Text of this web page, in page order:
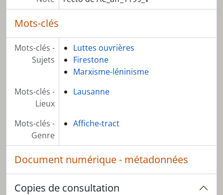
Mots-clés
Mots-clés -
Sujets
Luttes ouvrières
Firestone
Marxisme-léninisme
Mots-clés -
Lieux
Lausanne
Mots-clés -
Genre
Affiche-tract
Document numérique - métadonnées
Copies de consultation